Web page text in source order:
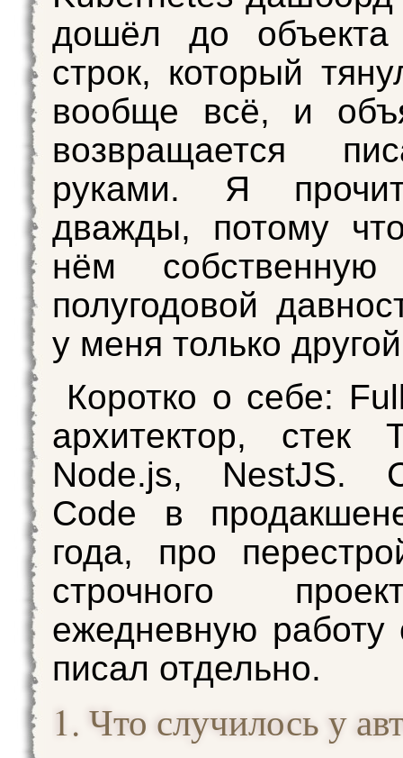
дошёл до
строк, который
вообще всё, и
возвращается
руками. Я
дважды, потому
нём собственную
полугодовой
у меня только
Коротко о себе:
архитектор, стек
Node.js, NestJS.
Code в
года, про
строчного
ежедневную работу
писал отдельно.
1. Что случилось у